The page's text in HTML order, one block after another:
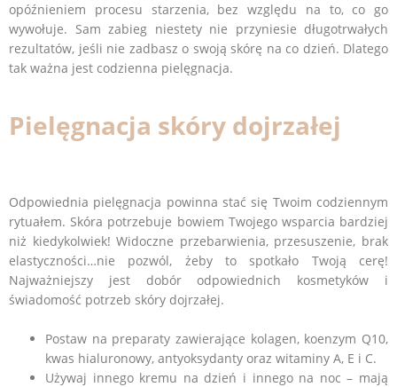
opóźnieniem procesu starzenia, bez względu na to, co go
wywołuje. Sam zabieg niestety nie przyniesie długotrwałych
rezultatów, jeśli nie zadbasz o swoją skórę na co dzień. Dlatego
tak ważna jest codzienna pielęgnacja.
Pielęgnacja skóry dojrzałej
Odpowiednia pielęgnacja powinna stać się Twoim codziennym
rytuałem. Skóra potrzebuje bowiem Twojego wsparcia bardziej
niż kiedykolwiek! Widoczne przebarwienia, przesuszenie, brak
elastyczności…nie pozwól, żeby to spotkało Twoją cerę!
Najważniejszy jest dobór odpowiednich kosmetyków i
świadomość potrzeb skóry dojrzałej.
Postaw na preparaty zawierające kolagen, koenzym Q10,
kwas hialuronowy, antyoksydanty oraz witaminy A, E i C.
Używaj innego kremu na dzień i innego na noc – mają